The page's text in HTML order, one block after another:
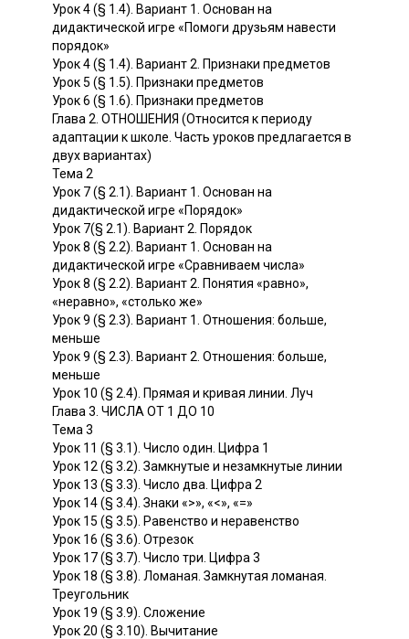
Урок 4 (§ 1.4). Вариант 1. Основан на
дидактической игре «Помоги друзьям навести
порядок»
Урок 4 (§ 1.4). Вариант 2. Признаки предметов
Урок 5 (§ 1.5). Признаки предметов
Урок 6 (§ 1.6). Признаки предметов
Глава 2. ОТНОШЕНИЯ (Относится к периоду
адаптации к школе. Часть уроков предлагается в
двух вариантах)
Тема 2
Урок 7 (§ 2.1). Вариант 1. Основан на
дидактической игре «Порядок»
Урок 7(§ 2.1). Вариант 2. Порядок
Урок 8 (§ 2.2). Вариант 1. Основан на
дидактической игре «Сравниваем числа»
Урок 8 (§ 2.2). Вариант 2. Понятия «равно»,
«неравно», «столько же»
Урок 9 (§ 2.3). Вариант 1. Отношения: больше,
меньше
Урок 9 (§ 2.3). Вариант 2. Отношения: больше,
меньше
Урок 10 (§ 2.4). Прямая и кривая линии. Луч
Глава 3. ЧИСЛА ОТ 1 ДО 10
Тема 3
Урок 11 (§ 3.1). Число один. Цифра 1
Урок 12 (§ 3.2). Замкнутые и незамкнутые линии
Урок 13 (§ 3.3). Число два. Цифра 2
Урок 14 (§ 3.4). Знаки «>», «<», «=»
Урок 15 (§ 3.5). Равенство и неравенство
Урок 16 (§ 3.6). Отрезок
Урок 17 (§ 3.7). Число три. Цифра 3
Урок 18 (§ 3.8). Ломаная. Замкнутая ломаная.
Треугольник
Урок 19 (§ 3.9). Сложение
Урок 20 (§ 3.10). Вычитание